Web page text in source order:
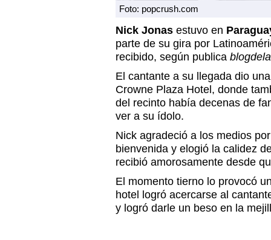
Foto: popcrush.com
Nick Jonas estuvo en
parte de su gira por
recibido, según publica
El cantante a su llegada dio
Crowne Plaza Hotel, donde
del recinto había decenas de
ver a su ídolo.
Nick agradeció a los medios
bienvenida y elogió la calidez
recibió amorosamente desde
El momento tierno lo provocó
hotel logró acercarse al
y logró darle un beso en la